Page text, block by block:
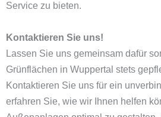
Service zu bieten.
Kontaktieren Sie uns!
Lassen Sie uns gemeinsam dafür
Grünflächen in Wuppertal stets
Kontaktieren Sie uns für ein
erfahren Sie, wie wir Ihnen helfen